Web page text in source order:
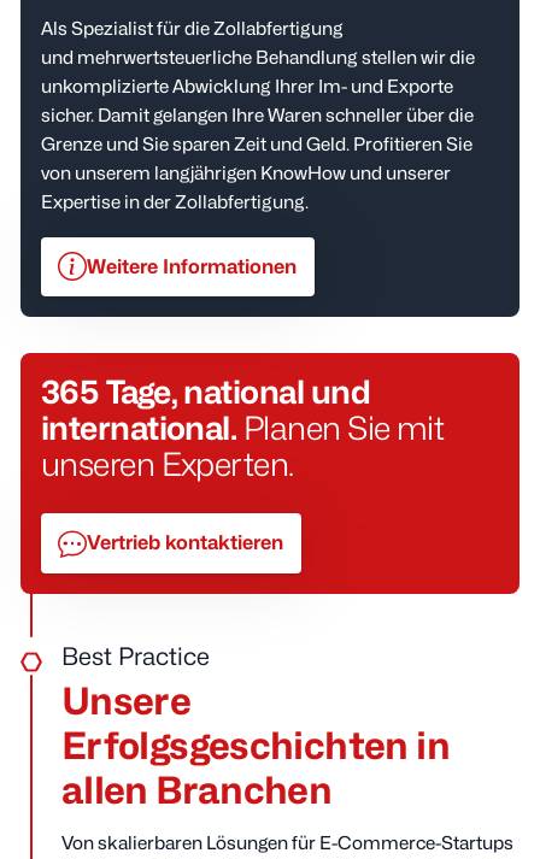
Als Spezialist für die Zollabfertigung
und mehrwertsteuerliche Behandlung stellen wir die
unkomplizierte Abwicklung Ihrer Im- und Exporte
sicher. Damit gelangen Ihre Waren schneller über die
Grenze und Sie sparen Zeit und Geld. Profitieren Sie
von unserem langjährigen KnowHow und unserer
Expertise in der Zollabfertigung.
Weitere Informationen
365 Tage, national und
international. Planen Sie mit
unseren Experten.
Vertrieb kontaktieren
Unsere
Erfolgsgeschichten in
allen Branchen
Best Practice
Von skalierbaren Lösungen für E-Commerce-Startups